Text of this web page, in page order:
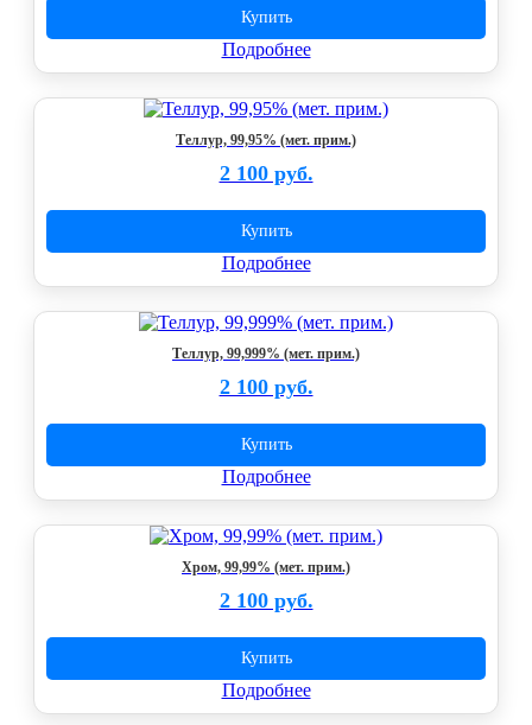
Купить
Подробнее
Теллур, 99,95% (мет. прим.)
2 100 руб.
Купить
Подробнее
Теллур, 99,999% (мет. прим.)
2 100 руб.
Купить
Подробнее
Хром, 99,99% (мет. прим.)
2 100 руб.
Купить
Подробнее